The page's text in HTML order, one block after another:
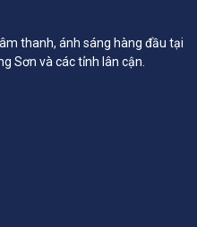
thanh, ánh sáng hàng đầu tại
Sơn và các tỉnh lân cận.